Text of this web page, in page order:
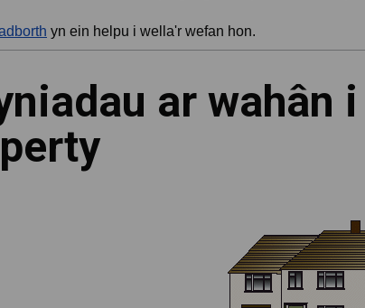
yn ein helpu i wella'r wefan hon.
ar wahân